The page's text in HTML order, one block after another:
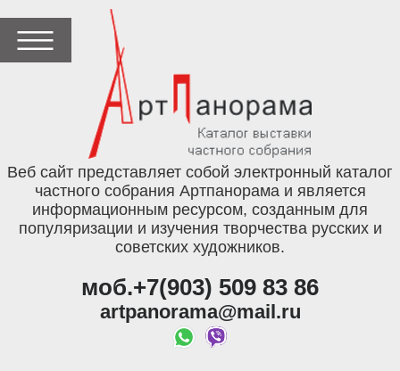
Веб сайт представляет собой электронный каталог
частного собрания Артпанорама и является
информационным ресурсом, созданным для
популяризации и изучения творчества русских и
советских художников.
моб.+7(903) 509 83 86
artpanorama@mail.ru